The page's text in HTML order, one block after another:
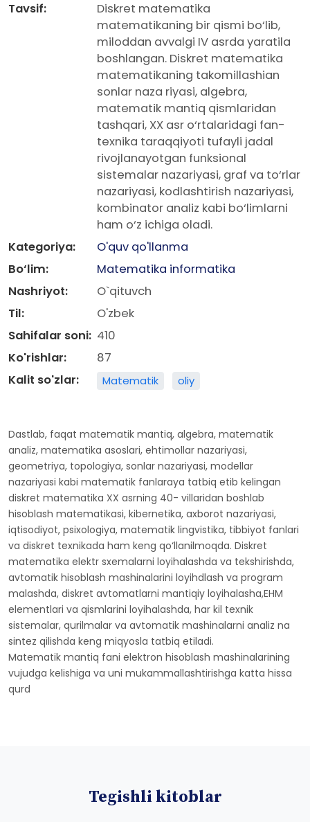
Tavsif:
Diskret matematika
matematikaning bir qismi bo‘lib,
miloddan avvalgi IV asrda yaratila
boshlangan. Diskret matematika
matematikaning takomillashian
sonlar naza riyasi, algebra,
matematik mantiq qismlaridan
tashqari, XX asr o‘rtalaridagi fan-
texnika taraqqiyoti tufayli jadal
rivojlanayotgan funksional
sistemalar nazariyasi, graf va to‘rlar
nazariyasi, kodlashtirish nazariyasi,
kombinator analiz kabi bo‘limlarni
ham o‘z ichiga oladi.
Kategoriya:
O'quv qo'llanma
Bo‘lim:
Matematika informatika
Nashriyot:
O`qituvch
Til:
O'zbek
Sahifalar soni: 410
Ko'rishlar:
87
Kalit so'zlar:
Matematik oliy
Dastlab, faqat matematik mantiq, algebra, matematik
analiz, matematika asoslari, ehtimollar nazariyasi,
geometriya, topologiya, sonlar nazariyasi, modellar
nazariyasi kabi matematik fanlaraya tatbiq etib kelingan
diskret matematika XX asrning 40- villaridan boshlab
hisoblash matematikasi, kibernetika, axborot nazariyasi,
iqtisodiyot, psixologiya, matematik lingvistika, tibbiyot fanlari
va diskret texnikada ham keng qo‘llanilmoqda. Diskret
matematika elektr sxemalarni loyihalashda va tekshirishda,
avtomatik hisoblash mashinalarini loyihdlash va program
malashda, diskret avtomatlarni mantiqiy loyihalasha,EHM
elementlari va qismlarini loyihalashda, har kil texnik
sistemalar, qurilmalar va avtomatik mashinalarni analiz na
sintez qilishda keng miqyosla tatbiq etiladi.
Matematik mantiq fani elektron hisoblash mashinalarining
vujudga kelishiga va uni mukammallashtirishga katta hissa
qurd
Tegishli kitoblar